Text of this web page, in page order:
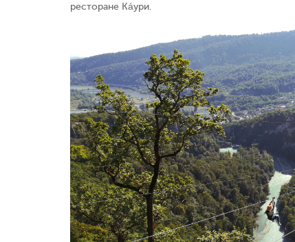
ресторане Кáури.